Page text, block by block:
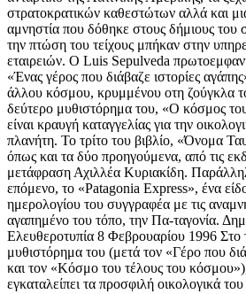
στρατοκρατικών καθεστώτων αλλά και
αμνηστία που δόθηκε στους δήμιους του
την πτώση του τείχους μπήκαν στην
εταιρειών. Ο Luis Sepulveda
«Ένας γέρος που διάβαζε ιστορίες
άλλου κόσμου, κρυμμένου οτη ζούγκλα
δεύτερο μυθιστόρημα του, «Ο κόσμος
είναι κραυγή καταγγελίας για την
πλανήτη. Το τρίτο του βιβλίο, «Όνομα
όπως και τα δύο προηγούμενα, από τις
μετάφραση Αχιλλέα Κυριακίδη.
επόμενο, το «Patagonia Express», ένα
ημερολογίου του συγγραφέα με τις
αγαπημένο του τόπο, την Πα-ταγονία.
Ελευθεροτυπία 8 Φεβρουαρίου 1996 Στο
μυθιστόρημα του (μετά τον «Γέρο που
και τον «Κόσμο του τέλους του
εγκαταλείπει τα προσφιλή οικολογικά